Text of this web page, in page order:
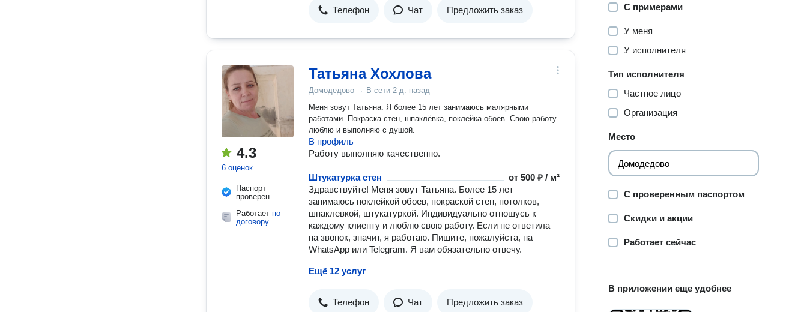
Телефон Чат Предложить заказ
4.3
6 оценок
Паспорт
проверен
Работает по
договору
Татьяна Хохлова
Домодедово · В сети 2 д. назад
Меня зовут Татьяна. Я более 15 лет занимаюсь малярными
работами. Покраска стен, шпаклёвка, поклейка обоев. Свою работу
люблю и выполняю с душой.
В профиль
Работу выполняю качественно.
Штукатурка стен от500 ₽ / м²
Здравствуйте! Меня зовут Татьяна. Более 15 лет
занимаюсь поклейкой обоев, покраской стен, потолков,
шпаклевкой, штукатуркой. Индивидуально отношусь к
каждому клиенту и люблю свою работу. Если не ответила
на звонок, значит, я работаю. Пишите, пожалуйста, на
WhatsApp или Telegram. Я вам обязательно отвечу.
Ещё 12 услуг
Телефон Чат Предложить заказ
С примерами
У меня
У исполнителя
Тип исполнителя
Частное лицо
Организация
Место
С проверенным паспортом
Скидки и акции
Работает сейчас
В приложении еще удобнее